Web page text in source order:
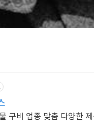
조기 및 기물 구비 업종 맞춤 다양